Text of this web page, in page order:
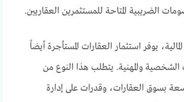
الضريبية المتاحة للمستثمرين العقاريين.
يوفر استثمار العقارات المستأجرة أيضاً
الشخصية والمهنية. يتطلب هذا النوع من
بسوق العقارات، وقدرات على إدارة